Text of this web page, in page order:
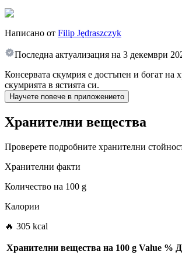
Написано от Filip Jędraszczyk
Последна актуализация на 3 декември
Консервата скумрия е достъпен и богат на
скумрията в ястията си.
Научете повече в приложението
Хранителни вещества
Проверете подробните хранителни
Хранителни факти
Количество на 100 g
Калории
🔥 305 kcal
Хранителни вещества на 100 g Value %